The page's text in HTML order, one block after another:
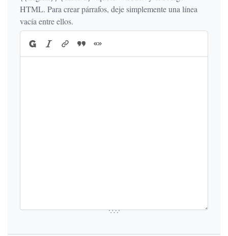
HTML. Para crear párrafos, deje simplemente una línea
vacía entre ellos.